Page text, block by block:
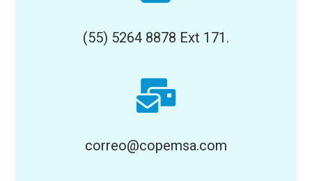
(55) 5264 8878 Ext 171.
correo@copemsa.com